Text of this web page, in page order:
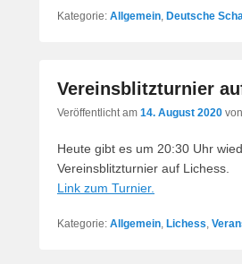
Kategorie: Allgemein Deutsche
Vereinsblitzturnier
Veröffentlicht am 14. August 2020 von
Heute gibt es um 20:30 Uhr
Vereinsblitzturnier auf Lichess.
Link zum Turnier.
Kategorie: Allgemein Lichess